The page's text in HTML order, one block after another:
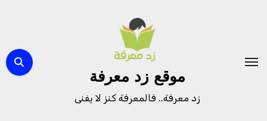
موقع زد معرفة
زد معرفة.. فالمعرفة كنز لا يفنى